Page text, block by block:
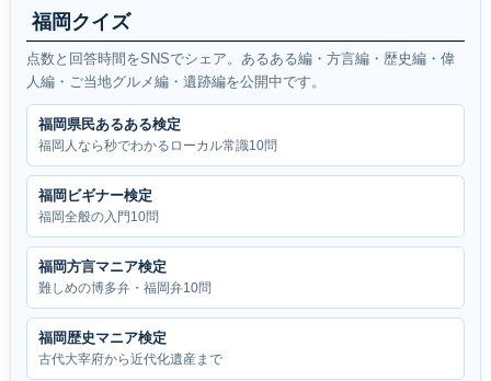
福岡クイズ
点数と回答時間をSNSでシェア。あるある編・方言編・歴史編・偉
人編・ご当地グルメ編・遺跡編を公開中です。
福岡県民あるある検定
福岡人なら秒でわかるローカル常識10問
福岡ビギナー検定
福岡全般の入門10問
福岡方言マニア検定
難しめの博多弁・福岡弁10問
福岡歴史マニア検定
古代大宰府から近代化遺産まで